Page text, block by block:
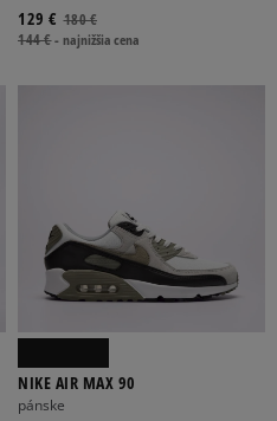
180 €
129 €
144 €-najnižšia cena
NIKE AIR MAX 90
pánske